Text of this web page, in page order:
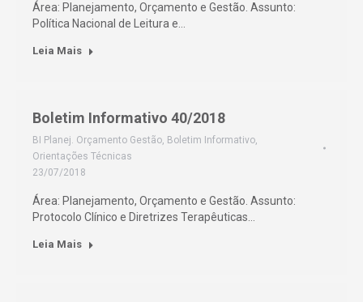
Área: Planejamento, Orçamento e Gestão. Assunto:
Política Nacional de Leitura e…
Leia Mais
Boletim Informativo 40/2018
BI Planej. Orçamento Gestão, Boletim Informativo,
Orientações Técnicas
23/07/2018
Área: Planejamento, Orçamento e Gestão. Assunto:
Protocolo Clínico e Diretrizes Terapêuticas…
Leia Mais